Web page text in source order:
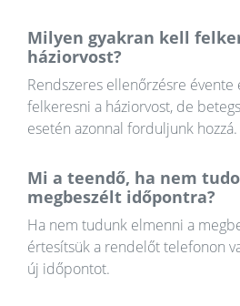
Milyen gyakran kell
háziorvost?
Rendszeres ellenőrzésre évente
felkeresni a háziorvost, de
esetén azonnal forduljunk hozzá.
Mi a teendő, ha nem
megbeszélt időpontra?
Ha nem tudunk elmenni a
értesítsük a rendelőt telefonon
új időpontot.